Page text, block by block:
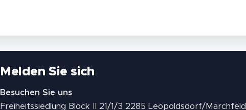
Melden Sie sich
Besuchen Sie uns
Freiheitssiedlung Block II 21/1/3 2285 Leopoldsdorf/Marchfeld